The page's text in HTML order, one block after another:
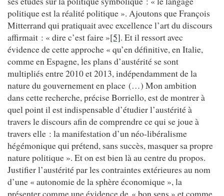
politique est la réalité politique ». Ajoutons que François
Mitterrand qui pratiquait avec excellence l’art du discours
affirmait : « dire c’est faire »[5]. Et il ressort avec
évidence de cette approche « qu’en définitive, en Italie,
comme en Espagne, les plans d’austérité se sont
multipliés entre 2010 et 2013, indépendamment de la
nature du gouvernement en place (…) Mon ambition
dans cette recherche, précise Borriello, est de montrer à
quel point il est indispensable d’étudier l’austérité à
travers le discours afin de comprendre ce qui se joue à
travers elle : la manifestation d’un néo-libéralisme
hégémonique qui prétend, sans succès, masquer sa propre
nature politique ». Et on est bien là au centre du propos.
Justifier l’austérité par les contraintes extérieures au nom
d’une « autonomie de la sphère économique », la
présenter comme une évidence de « bon sens » et comme